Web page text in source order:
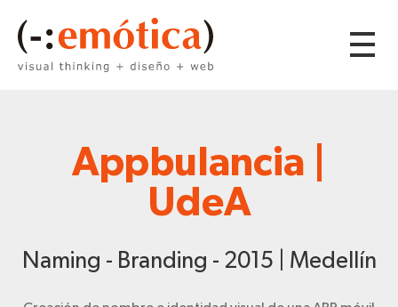
Appbulancia |
UdeA
Naming - Branding - 2015 | Medellín